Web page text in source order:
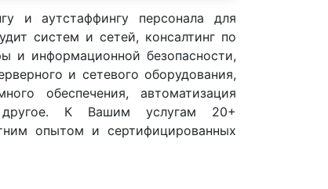
и аутстаффингу персонала для
систем и сетей, консалтинг по
и информационной безопасности,
и сетевого оборудования,
обеспечения, автоматизация
другое. К Вашим услугам 20+
опытом и сертифицированных